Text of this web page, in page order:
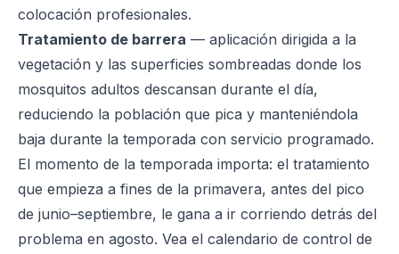
colocación profesionales.
Tratamiento de barrera — aplicación dirigida a la
vegetación y las superficies sombreadas donde los
mosquitos adultos descansan durante el día,
reduciendo la población que pica y manteniéndola
baja durante la temporada con servicio programado.
El momento de la temporada importa: el tratamiento
que empieza a fines de la primavera, antes del pico
de junio–septiembre, le gana a ir corriendo detrás del
problema en agosto. Vea el calendario de control de